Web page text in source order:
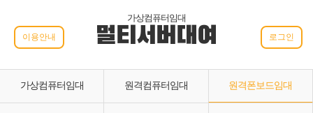
가상컴퓨터임대
멀티서버대여
이용안내 로그인
가상컴퓨터임대 원격컴퓨터임대 원격폰보드임대